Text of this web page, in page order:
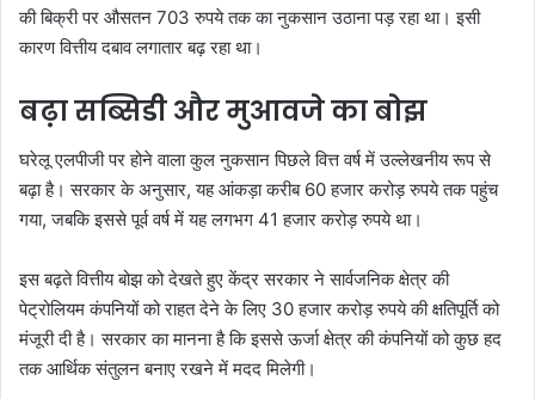
की बिक्री पर औसतन 703 रुपये तक का नुकसान उठाना पड़ रहा था। इसी
कारण वित्तीय दबाव लगातार बढ़ रहा था।
बढ़ा सब्सिडी और मुआवजे का बोझ
घरेलू एलपीजी पर होने वाला कुल नुकसान पिछले वित्त वर्ष में उल्लेखनीय रूप से
बढ़ा है। सरकार के अनुसार, यह आंकड़ा करीब 60 हजार करोड़ रुपये तक पहुंच
गया, जबकि इससे पूर्व वर्ष में यह लगभग 41 हजार करोड़ रुपये था।
इस बढ़ते वित्तीय बोझ को देखते हुए केंद्र सरकार ने सार्वजनिक क्षेत्र की
पेट्रोलियम कंपनियों को राहत देने के लिए 30 हजार करोड़ रुपये की क्षतिपूर्ति को
मंजूरी दी है। सरकार का मानना है कि इससे ऊर्जा क्षेत्र की कंपनियों को कुछ हद
तक आर्थिक संतुलन बनाए रखने में मदद मिलेगी।